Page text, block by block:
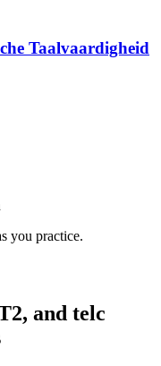
Taalvaardigheid
you practice.
and telc